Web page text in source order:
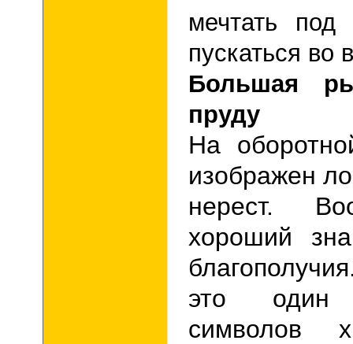
мечтать
пускаться во
Большая
пруду
На
изображен
нерест.
хороший
это один
символов